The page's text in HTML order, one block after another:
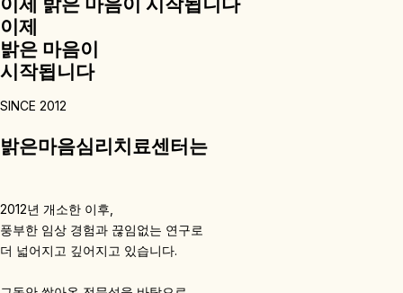
이제
밝은 마음이
시작됩니다
SINCE 2012
밝은마음심리치료센터는
2012년 개소한 이후,
풍부한 임상 경험과 끊임없는 연구로
더 넓어지고 깊어지고 있습니다.